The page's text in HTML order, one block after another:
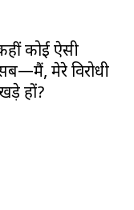
कोई ऐसी
मेरे विरोधी
हों?